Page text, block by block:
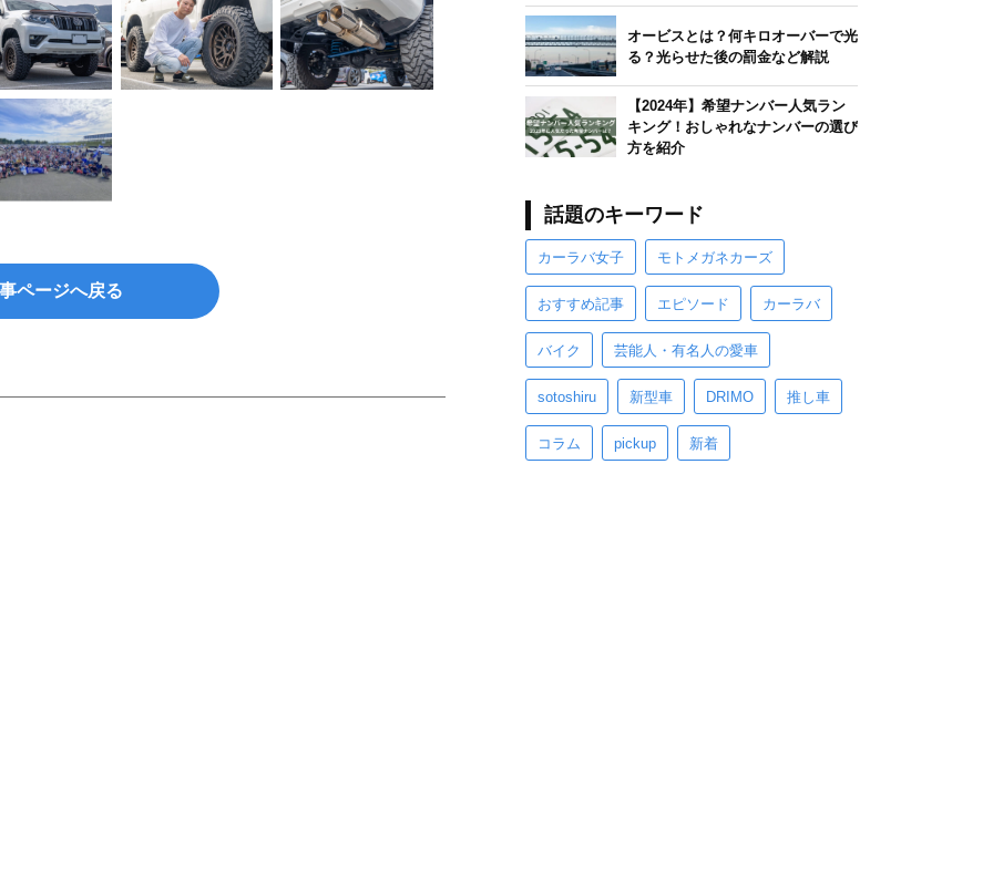
ページへ戻る
オービスとは？何キロオーバーで光
る？光らせた後の罰金など解説
【2024年】希望ナンバー人気ラン
キング！おしゃれなナンバーの選び
方を紹介
話題のキーワード
カーラバ女子 モトメガネカーズ
おすすめ記事 エピソード カーラバ
バイク 芸能人・有名人の愛車
sotoshiru 新型車 DRIMO 推し車
コラム pickup 新着